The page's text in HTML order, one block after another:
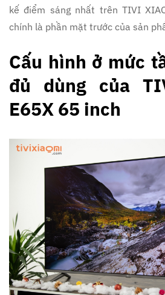
kế điểm sáng nhất trên TIVI
chính là phần mặt trước của sản
Cấu hình ở mức
đủ dùng của
E65X 65 inch